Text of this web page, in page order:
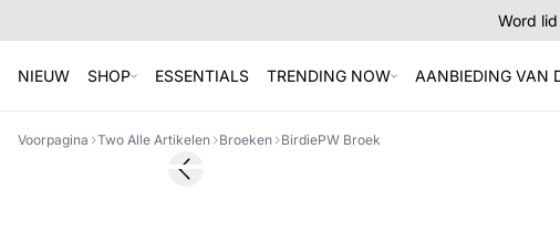
Word
NIEUW SHOP ESSENTIALS TRENDING NOW AANBIEDING VAN
Voorpagina Two Alle Artikelen Broeken BirdiePW Broek
SALEPrevious slide